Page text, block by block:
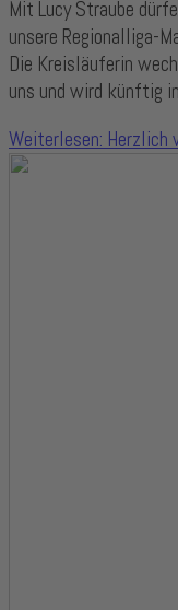
Mit Lucy Straube
unsere Regionalliga-
Die Kreisläuferin
uns und wird künftig
Weiterlesen: Herzlich